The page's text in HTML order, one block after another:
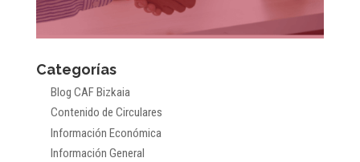
Categorías
Blog CAF Bizkaia
Contenido de Circulares
Información Económica
Información General